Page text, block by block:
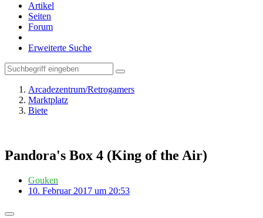
Artikel
Seiten
Forum
Erweiterte Suche
Arcadezentrum/Retrogamers
Marktplatz
Biete
Pandora's Box 4 (King of the Air)
Gouken
10. Februar 2017 um 20:53